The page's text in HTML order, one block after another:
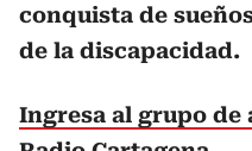
conquista de
de la discapacidad.
Ingresa al grupo de